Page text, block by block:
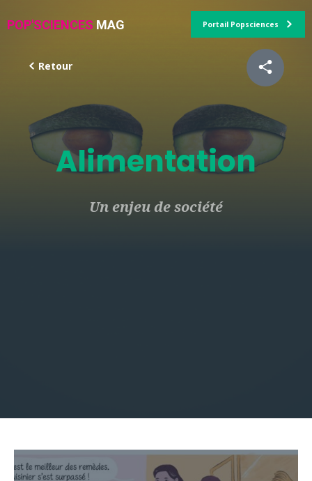
POP'SCIENCES MAG Portail Popsciences
Retour
Alimentation
Un enjeu de société